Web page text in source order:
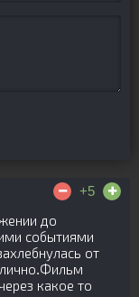
+5
до
событиями
от
какое то